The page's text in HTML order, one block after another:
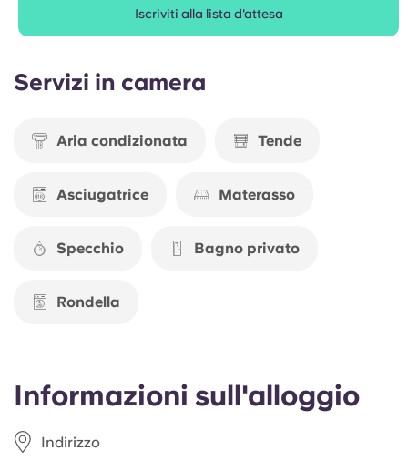
Italian
French
Informazioni sull'alloggio
Indirizzo
Iscriviti alla lista d'attesa
Servizi in camera
Aria condizionata Tende
Asciugatrice Materasso
Specchio Bagno privato
Rondella